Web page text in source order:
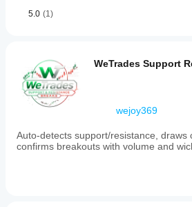
panel
recalculating
only
on
the
It
supports
5.0 (1)
WeTrades Support
wejoy369
Auto-detects support/resistance, draws
confirms breakouts with volume and